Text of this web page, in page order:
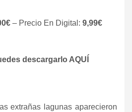
– Precio En Digital: 9,99€
descargarlo AQUÍ
extrañas lagunas aparecieron